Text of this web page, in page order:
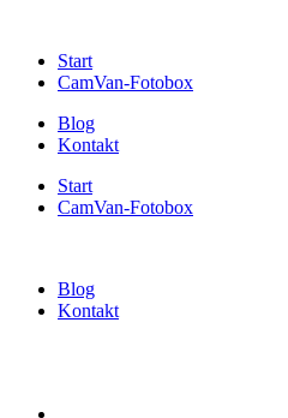
Start
CamVan-Fotobox
Blog
Kontakt
Start
CamVan-Fotobox
Blog
Kontakt